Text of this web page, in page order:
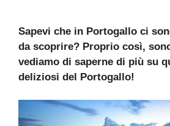
Sapevi che in Portogallo ci
da scoprire? Proprio così,
vediamo di saperne di più su
deliziosi del Portogallo!